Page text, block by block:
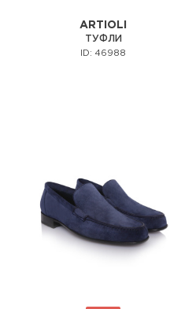
ARTIOLI
ТУФЛИ
ID: 46988